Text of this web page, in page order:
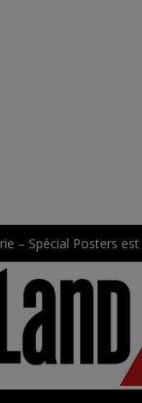
– Spécial Posters